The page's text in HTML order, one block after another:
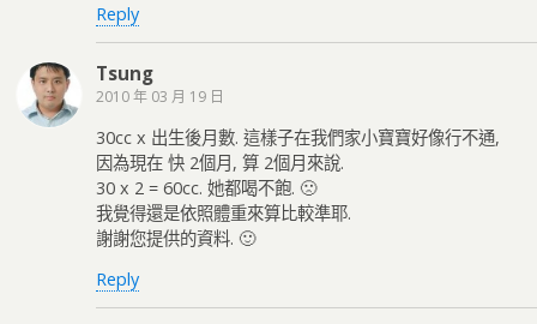
Reply
Tsung
2010 年 03 月 19 日
30cc x 出生後月數. 這樣子在我們家小寶寶好像行不通,
因為現在 快 2個月, 算 2個月來說.
30 x 2 = 60cc. 她都喝不飽. 🙁
我覺得還是依照體重來算比較準耶.
謝謝您提供的資料. 🙂
Reply